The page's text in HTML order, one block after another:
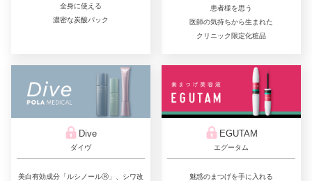
全身に使える
濃密な炭酸パック
患者様を思う
医師の気持ちから生まれた
クリニック限定化粧品
Dive
ダイヴ
美白有効成分「ルシノールⓇ」、シワ改
EGUTAM
エグータム
魅惑のまつげを手に入れる